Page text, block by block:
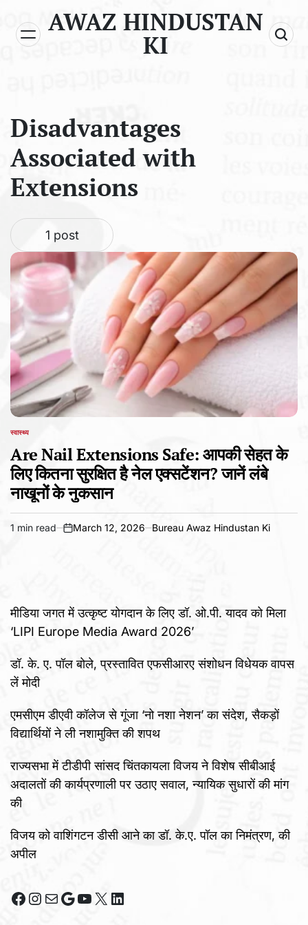
content
AWAZ HINDUSTAN
KI
Disadvantages
Associated with
Extensions
1 post
POSTED
स्वास्थ्य
Are Nail Extensions Safe: आपकी सेहत के
लिए कितना सुरक्षित है नेल एक्सटेंशन? जानें लंबे
नाखूनों के नुकसान
Estimated
1 min read
on
March 12, 2026 Bureau Awaz Hindustan Ki
मीडिया जगत में उत्कृष्ट योगदान के लिए डॉ. ओ.पी. यादव को मिला
‘LIPI Europe Media Award 2026’
डॉ. के. ए. पॉल बोले, प्रस्तावित एफसीआरए संशोधन विधेयक वापस
लें मोदी
एमसीएम डीएवी कॉलेज से गूंजा ‘नो नशा नेशन’ का संदेश, सैकड़ों
विद्यार्थियों ने ली नशामुक्ति की शपथ
राज्यसभा में टीडीपी सांसद चिंतकायला विजय ने विशेष सीबीआई
अदालतों की कार्यप्रणाली पर उठाए सवाल, न्यायिक सुधारों की मांग
की
विजय को वाशिंगटन डीसी आने का डॉ. के.ए. पॉल का निमंत्रण, की
अपील
Facebook
Instagram
MailGoogle
YouTube
X LinkedIn